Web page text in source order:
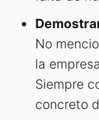
No
la
Siempre
concreto